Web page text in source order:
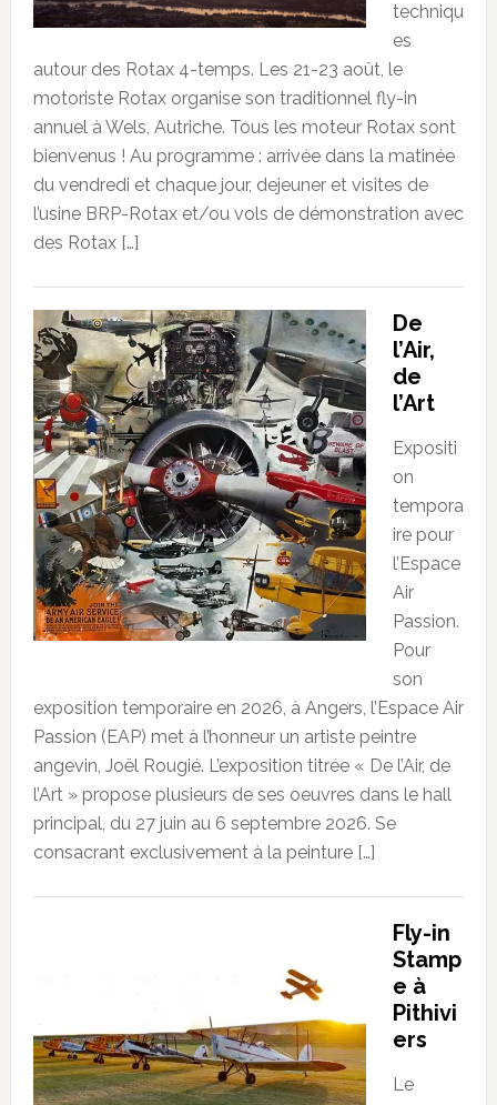
techniqu
es
autour des Rotax 4-temps. Les 21-23 août, le
motoriste Rotax organise son traditionnel fly-in
annuel à Wels, Autriche. Tous les moteur Rotax sont
bienvenus ! Au programme : arrivée dans la matinée
du vendredi et chaque jour, dejeuner et visites de
l’usine BRP-Rotax et/ou vols de démonstration avec
des Rotax […]
De
l’Air,
de
l’Art
Expositi
on
tempora
ire pour
l’Espace
Air
Passion.
Pour
son
exposition temporaire en 2026, à Angers, l’Espace Air
Passion (EAP) met à l’honneur un artiste peintre
angevin, Joël Rougié. L’exposition titrée « De l’Air, de
l’Art » propose plusieurs de ses oeuvres dans le hall
principal, du 27 juin au 6 septembre 2026. Se
consacrant exclusivement à la peinture […]
Fly-in
Stamp
e à
Pithivi
ers
Le